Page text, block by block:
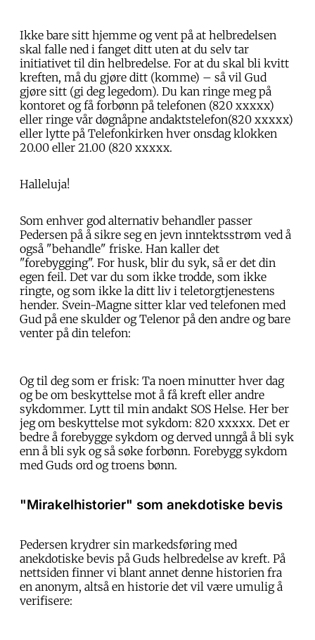
Ikke bare sitt hjemme og vent på at helbredelsen
skal falle ned i fanget ditt uten at du selv tar
initiativet til din helbredelse. For at du skal bli kvitt
kreften, må du gjøre ditt (komme) – så vil Gud
gjøre sitt (gi deg legedom). Du kan ringe meg på
kontoret og få forbønn på telefonen (820 xxxxx)
eller ringe vår døgnåpne andaktstelefon(820 xxxxx)
eller lytte på Telefonkirken hver onsdag klokken
20.00 eller 21.00 (820 xxxxx.
Halleluja!
Som enhver god alternativ behandler passer
Pedersen på å sikre seg en jevn inntektsstrøm ved å
også "behandle" friske. Han kaller det
"forebygging". For husk, blir du syk, så er det din
egen feil. Det var du som ikke trodde, som ikke
ringte, og som ikke la ditt liv i teletorgtjenestens
hender. Svein-Magne sitter klar ved telefonen med
Gud på ene skulder og Telenor på den andre og bare
venter på din telefon:
Og til deg som er frisk: Ta noen minutter hver dag
og be om beskyttelse mot å få kreft eller andre
sykdommer. Lytt til min andakt SOS Helse. Her ber
jeg om beskyttelse mot sykdom: 820 xxxxx. Det er
bedre å forebygge sykdom og derved unngå å bli syk
enn å bli syk og så søke forbønn. Forebygg sykdom
med Guds ord og troens bønn.
"Mirakelhistorier" som anekdotiske bevis
Pedersen krydrer sin markedsføring med
anekdotiske bevis på Guds helbredelse av kreft. På
nettsiden finner vi blant annet denne historien fra
en anonym, altså en historie det vil være umulig å
verifisere: